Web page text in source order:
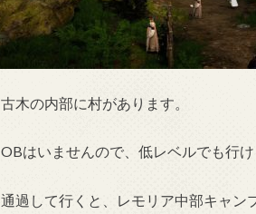
木の内部に村があります。
はいませんので、低レベルでも行け
過して行くと、レモリア中部キャン